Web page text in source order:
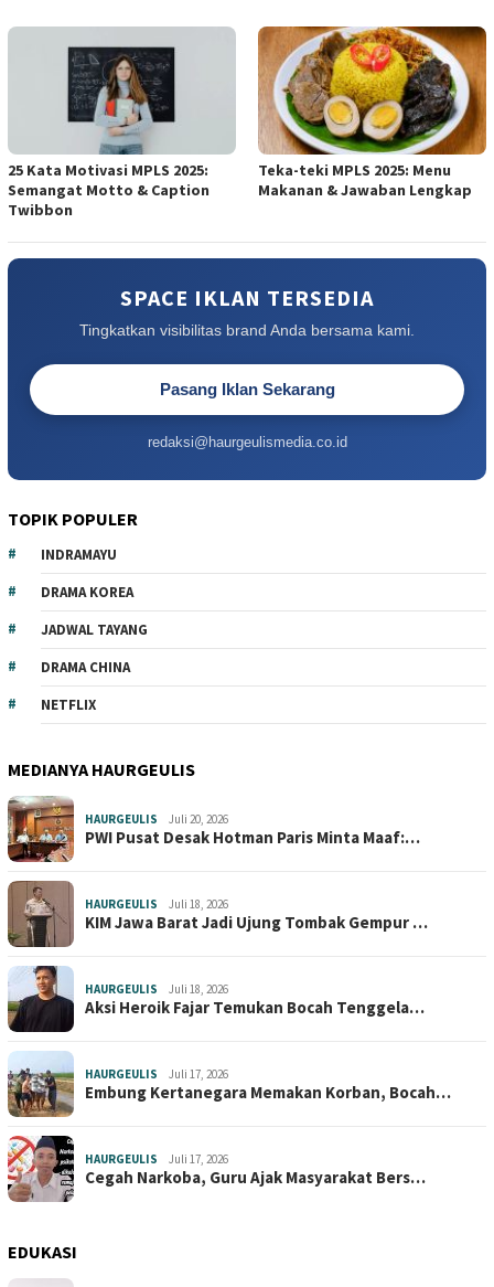
25 Kata Motivasi MPLS 2025:
Semangat Motto & Caption
Twibbon
Teka-teki MPLS 2025: Menu
Makanan & Jawaban Lengkap
SPACE IKLAN TERSEDIA
Tingkatkan visibilitas brand Anda bersama kami.
Pasang Iklan Sekarang
redaksi@haurgeulismedia.co.id
TOPIK POPULER
INDRAMAYU
DRAMA KOREA
JADWAL TAYANG
DRAMA CHINA
NETFLIX
MEDIANYA HAURGEULIS
HAURGEULIS Juli 20, 2026
PWI Pusat Desak Hotman Paris Minta Maaf:…
HAURGEULIS Juli 18, 2026
KIM Jawa Barat Jadi Ujung Tombak Gempur …
HAURGEULIS Juli 18, 2026
Aksi Heroik Fajar Temukan Bocah Tenggela…
HAURGEULIS Juli 17, 2026
Embung Kertanegara Memakan Korban, Bocah…
HAURGEULIS Juli 17, 2026
Cegah Narkoba, Guru Ajak Masyarakat Bers…
EDUKASI